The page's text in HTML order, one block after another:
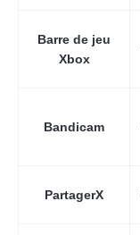
Barre de jeu
Xbox
Bandicam
PartagerX